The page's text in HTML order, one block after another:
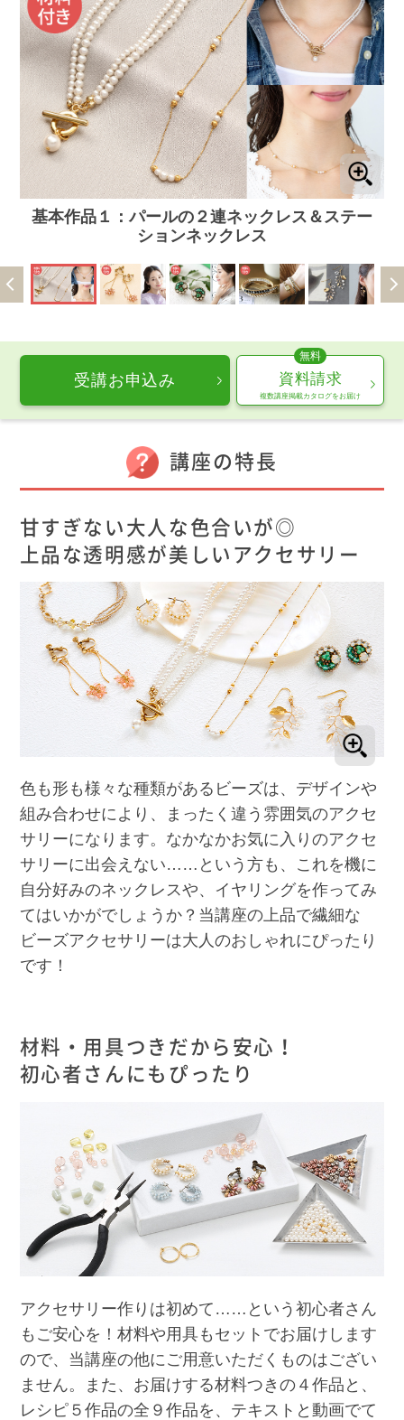
基本作品１：パールの２連ネックレス＆ステー
ションネックレス
受講お申込み 資料請求
複数講座掲載カタログをお届け
講座の特長
甘すぎない大人な色合いが◎
上品な透明感が美しいアクセサリー
色も形も様々な種類があるビーズは、デザインや
組み合わせにより、まったく違う雰囲気のアクセ
サリーになります。なかなかお気に入りのアクセ
サリーに出会えない……という方も、これを機に
自分好みのネックレスや、イヤリングを作ってみ
てはいかがでしょうか？当講座の上品で繊細な
ビーズアクセサリーは大人のおしゃれにぴったり
です！
材料・用具つきだから安心！
初心者さんにもぴったり
アクセサリー作りは初めて……という初心者さん
もご安心を！材料や用具もセットでお届けします
ので、当講座の他にご用意いただくものはござい
ません。また、お届けする材料つきの４作品と、
レシピ５作品の全９作品を、テキストと動画でて